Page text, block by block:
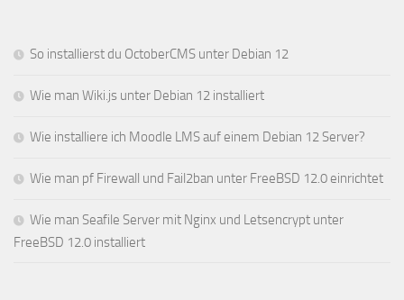
So installierst du OctoberCMS unter Debian 12
Wie man Wiki.js unter Debian 12 installiert
Wie installiere ich Moodle LMS auf einem Debian 12 Server?
Wie man pf Firewall und Fail2ban unter FreeBSD 12.0 einrichtet
Wie man Seafile Server mit Nginx und Letsencrypt unter
FreeBSD 12.0 installiert